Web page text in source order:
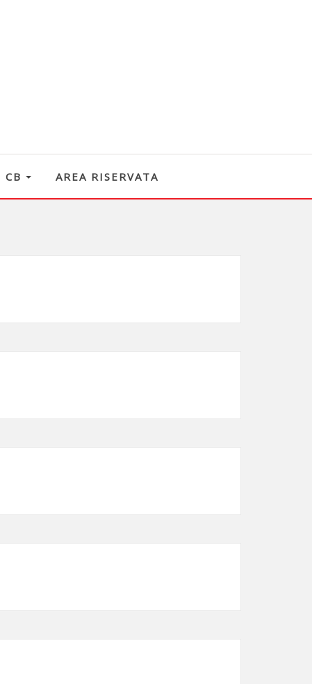
CB AREA RISERVATA